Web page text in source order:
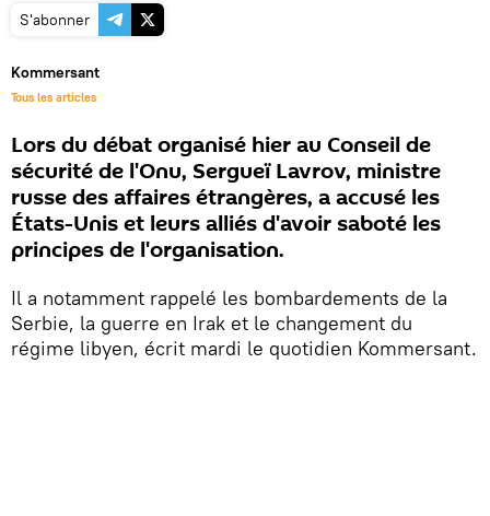
S'abonner
Kommersant
Tous les articles
Lors du débat organisé hier au Conseil de
sécurité de l'Onu, Sergueï Lavrov, ministre
russe des affaires étrangères, a accusé les
États-Unis et leurs alliés d'avoir saboté les
principes de l'organisation.
Il a notamment rappelé les bombardements de la
Serbie, la guerre en Irak et le changement du
régime libyen, écrit mardi le quotidien Kommersant.